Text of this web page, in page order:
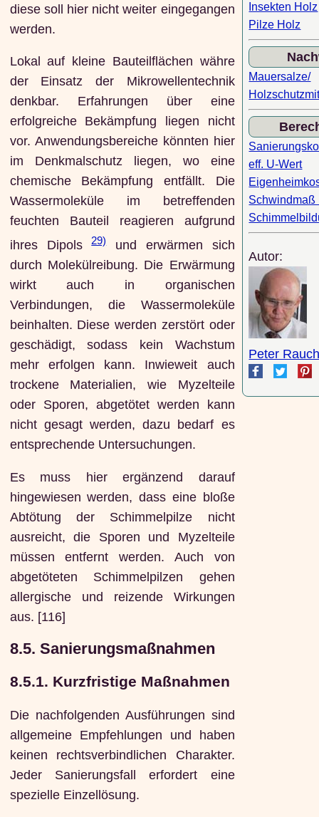
diese soll hier nicht weiter eingegangen
werden.
Lokal auf kleine Bauteilflächen währe
der Einsatz der Mikrowellentechnik
denkbar. Erfahrungen über eine
erfolgreiche Bekämpfung liegen nicht
vor. Anwendungsbereiche könnten hier
im Denkmalschutz liegen, wo eine
chemische Bekämpfung entfällt. Die
Wassermoleküle im betreffenden
feuchten Bauteil reagieren aufgrund
ihres Dipols29)und erwärmen sich
durch Molekülreibung. Die Erwärmung
wirkt auch in organischen
Verbindungen, die Wassermoleküle
beinhalten. Diese werden zerstört oder
geschädigt, sodass kein Wachstum
mehr erfolgen kann. Inwieweit auch
trockene Materialien, wie Myzelteile
oder Sporen, abgetötet werden kann
nicht gesagt werden, dazu bedarf es
entsprechende Untersuchungen.
Es muss hier ergänzend darauf
hingewiesen werden, dass eine bloße
Abtötung der Schimmelpilze nicht
ausreicht, die Sporen und Myzelteile
müssen entfernt werden. Auch von
abgetöteten Schimmelpilzen gehen
allergische und reizende Wirkungen
aus. [116]
8.5. Sanierungsmaßnahmen
8.5.1. Kurzfristige Maßnahmen
Die nachfolgenden Ausführungen sind
allgemeine Empfehlungen und haben
keinen rechtsverbindlichen Charakter.
Jeder Sanierungsfall erfordert eine
spezielle Einzellösung.
Insekten Holz
Pilze Holz
Mauersalze/
eff. U-Wert
Schwindmaß
Autor:
Peter